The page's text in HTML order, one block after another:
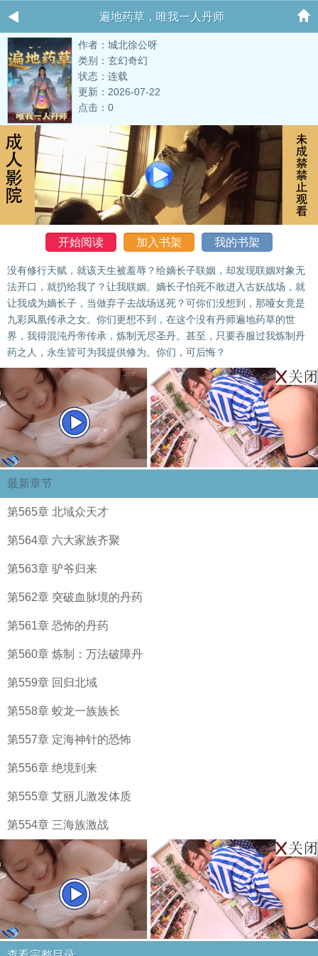
遍地药草，唯我一人丹师
作者：城北徐公呀
类别：玄幻奇幻
状态：连载
更新：2026-07-22
点击：0
开始阅读 加入书架 我的书架
没有修行天赋，就该天生被羞辱？给嫡长子联姻，却发现联姻对象无
法开口，就扔给我了？让我联姻。嫡长子怕死不敢进入古妖战场，就
让我成为嫡长子，当做弃子去战场送死？可你们没想到，那哑女竟是
九彩凤凰传承之女。你们更想不到，在这个没有丹师遍地药草的世
界，我得混沌丹帝传承，炼制无尽圣丹。甚至，只要吞服过我炼制丹
药之人，永生皆可为我提供修为。你们，可后悔？
最新章节
第565章 北域众天才
第564章 六大家族齐聚
第563章 驴爷归来
第562章 突破血脉境的丹药
第561章 恐怖的丹药
第560章 炼制：万法破障丹
第559章 回归北域
第558章 蛟龙一族族长
第557章 定海神针的恐怖
第556章 绝境到来
第555章 艾丽儿激发体质
第554章 三海族激战